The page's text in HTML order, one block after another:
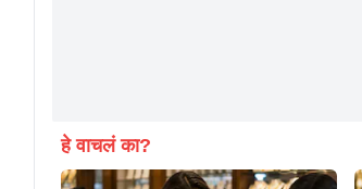
हे वाचलं का?